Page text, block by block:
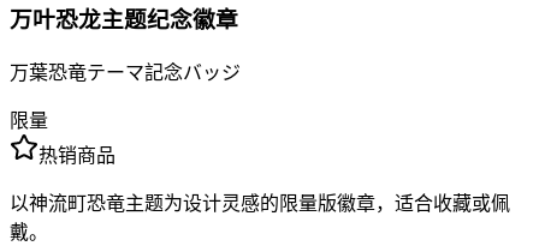
万叶恐龙主题纪念徽章
万葉恐竜テーマ記念バッジ
限量
热销商品
以神流町恐竜主题为设计灵感的限量版徽章，适合收藏或佩
戴。